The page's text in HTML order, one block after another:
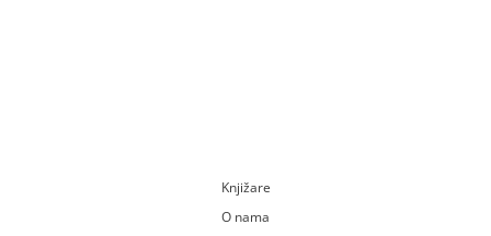
Knjižare
O nama